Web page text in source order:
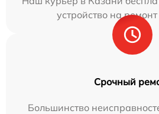
устройство на
Срочный
Большинство